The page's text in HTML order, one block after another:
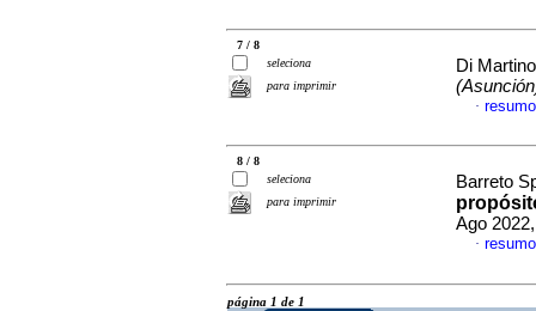
7 / 8
seleciona
para imprimir
Di
·
8 / 8
seleciona
para imprimir
Barreto
Ago
·
página 1 de 1